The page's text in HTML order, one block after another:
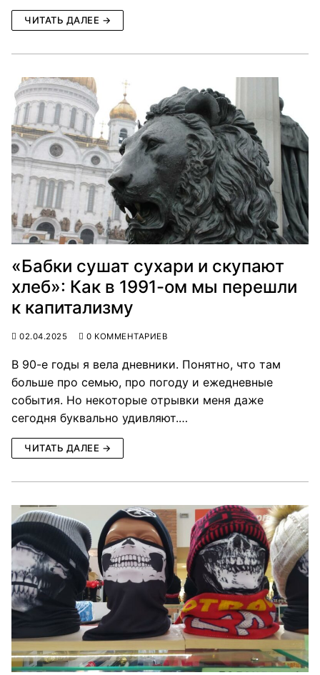
ЧИТАТЬ ДАЛЕЕ →
«Бабки сушат сухари и скупают
хлеб»: Как в 1991-ом мы перешли
к капитализму
02.04.2025 0 КОММЕНТАРИЕВ
В 90-е годы я вела дневники. Понятно, что там
больше про семью, про погоду и ежедневные
события. Но некоторые отрывки меня даже
сегодня буквально удивляют.…
ЧИТАТЬ ДАЛЕЕ →